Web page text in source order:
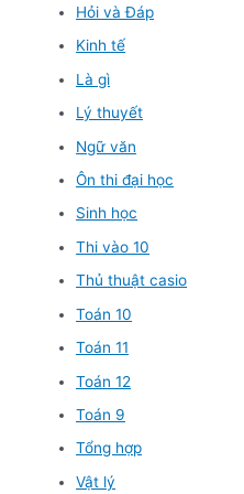
Hỏi và Đáp
Kinh tế
Là gì
Lý thuyết
Ngữ văn
Ôn thi đại học
Sinh học
Thi vào 10
Thủ thuật casio
Toán 10
Toán 11
Toán 12
Toán 9
Tổng hợp
Vật lý